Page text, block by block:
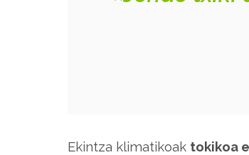
Ekintza klimatikoak tokikoa